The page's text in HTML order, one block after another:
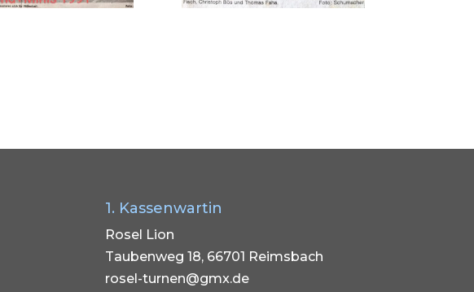
1. Kassenwartin
Rosel Lion
Taubenweg 18, 66701 Reimsbach
rosel-turnen@gmx.de